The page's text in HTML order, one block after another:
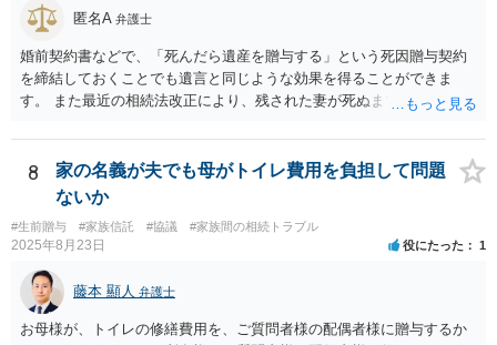
匿名A 弁護士
婚前契約書などで、「死んだら遺産を贈与する」という死因贈与契約
を締結しておくことでも遺言と同じような効果を得ることができま
す。 また最近の相続法改正により、残された妻が死ぬまで家に住み続
で、その制度を活用する方法も考えられます。 もし契約書の作成まで
視野に入れておられる場合は、お近くの弁護士、できれば相続に強い
弁護士にご相談なさるとよいでしょう。
8
家の名義が夫でも母がトイレ費用を負担して問題
ないか
#生前贈与 #家族信託 #協議 #家族間の相続トラブル
2025年8月23日 役にたった 1
藤本 顯人 弁護士
お母様が、トイレの修繕費用を、ご質問者様の配偶者様に贈与するか